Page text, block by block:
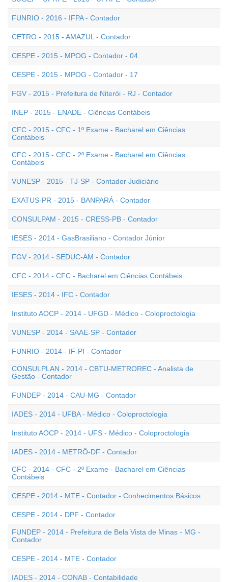
FUNRIO - 2016 - IFPA - Contador
CETRO - 2015 - AMAZUL - Contador
CESPE - 2015 - MPOG - Contador - 04
CESPE - 2015 - MPOG - Contador - 17
FGV - 2015 - Prefeitura de Niterói - RJ - Contador
INEP - 2015 - ENADE - Ciências Contábeis
CFC - 2015 - CFC - 1º Exame - Bacharel em Ciências
Contábeis
CFC - 2015 - CFC - 2º Exame - Bacharel em Ciências
Contábeis
VUNESP - 2015 - TJ-SP - Contador Judiciário
EXATUS-PR - 2015 - BANPARÁ - Contador
CONSULPAM - 2015 - CRESS-PB - Contador
IESES - 2014 - GasBrasiliano - Contador Júnior
FGV - 2014 - SEDUC-AM - Contador
CFC - 2014 - CFC - Bacharel em Ciências Contábeis
IESES - 2014 - IFC - Contador
Instituto AOCP - 2014 - UFGD - Médico - Coloproctologia
VUNESP - 2014 - SAAE-SP - Contador
FUNRIO - 2014 - IF-PI - Contador
CONSULPLAN - 2014 - CBTU-METROREC - Analista de
Gestão - Contador
FUNDEP - 2014 - CAU-MG - Contador
IADES - 2014 - UFBA - Médico - Coloproctologia
Instituto AOCP - 2014 - UFS - Médico - Coloproctologia
IADES - 2014 - METRÔ-DF - Contador
CFC - 2014 - CFC - 2º Exame - Bacharel em Ciências
Contábeis
CESPE - 2014 - MTE - Contador - Conhecimentos Básicos
CESPE - 2014 - DPF - Contador
FUNDEP - 2014 - Prefeitura de Bela Vista de Minas - MG -
Contador
CESPE - 2014 - MTE - Contador
IADES - 2014 - CONAB - Contabilidade